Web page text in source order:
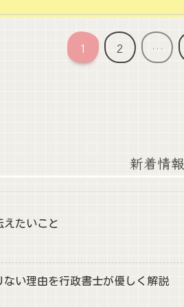
1 2 …
新着情報
えたいこと
い理由を行政書士が優しく解説